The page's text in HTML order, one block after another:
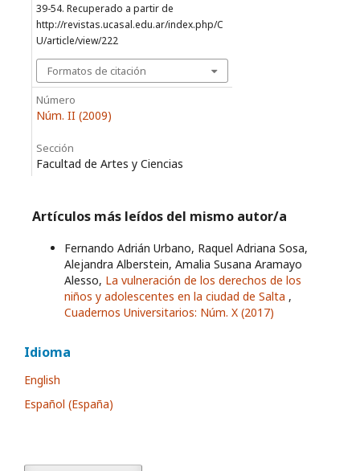
39-54. Recuperado a partir de
http://revistas.ucasal.edu.ar/index.php/C
U/article/view/222
Formatos de citación
Número
Núm. II (2009)
Sección
Facultad de Artes y Ciencias
Artículos más leídos del mismo autor/a
Fernando Adrián Urbano, Raquel Adriana Sosa,
Alejandra Alberstein, Amalia Susana Aramayo
Alesso, La vulneración de los derechos de los
niños y adolescentes en la ciudad de Salta ,
Cuadernos Universitarios: Núm. X (2017)
Idioma
English
Español (España)